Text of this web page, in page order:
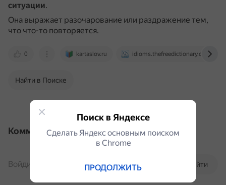
ситуации.
Она выражает разочарование или раздражение тем,
что что-то повторяется.
0 kartaslov.ru idioms.thefreedictionary.com
Найти в Поиске
Комментарии
Войти
Войдите, чтобы комментировать
Поиск в Яндексе
Сделать Яндекс основным поиском
в Сhrome
ПРОДОЛЖИТЬ